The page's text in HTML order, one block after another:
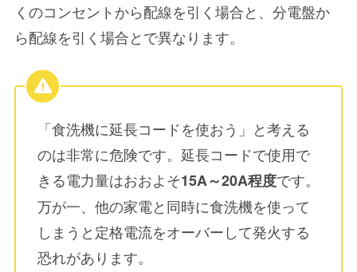
くのコンセントから配線を引く場合と、 分電盤か
ら配線を引く場合とで異なります。
「食洗機に延長コードを使おう」と考える
のは非常に危険です。延長コードで使用で
きる電力量はおおよそ15A～20A程度です。
万が一、他の家電と同時に食洗機を使って
しまうと定格電流をオーバーして発火する
恐れがあります。